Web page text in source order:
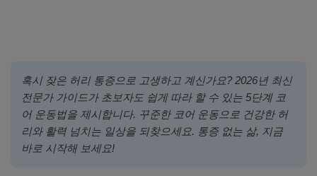
혹시 잦은 허리 통증으로 고생하고 계신가요? 2026년 최신
전문가 가이드가 초보자도 쉽게 따라 할 수 있는 5단계 코
어 운동법을 제시합니다. 꾸준한 코어 운동으로 건강한 허
리와 활력 넘치는 일상을 되찾으세요. 통증 없는 삶, 지금
바로 시작해 보세요!